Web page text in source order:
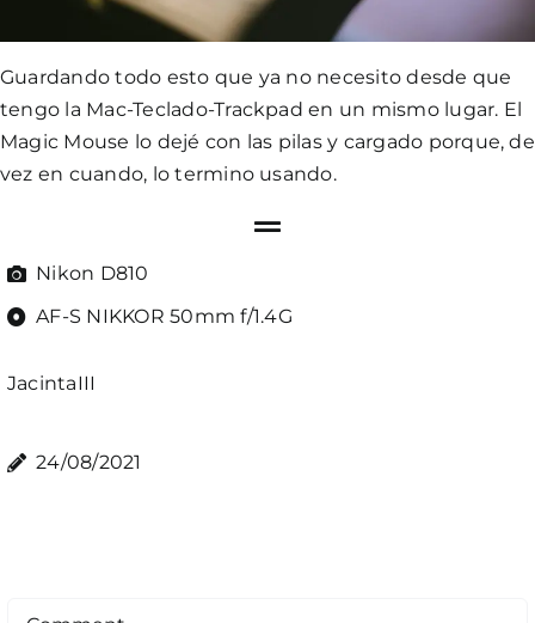
Guardando todo esto que ya no necesito desde que
tengo la Mac-Teclado-Trackpad en un mismo lugar. El
Magic Mouse lo dejé con las pilas y cargado porque, de
vez en cuando, lo termino usando.
Nikon D810
AF-S NIKKOR 50mm f/1.4G
JacintaIII
24/08/2021
Comment